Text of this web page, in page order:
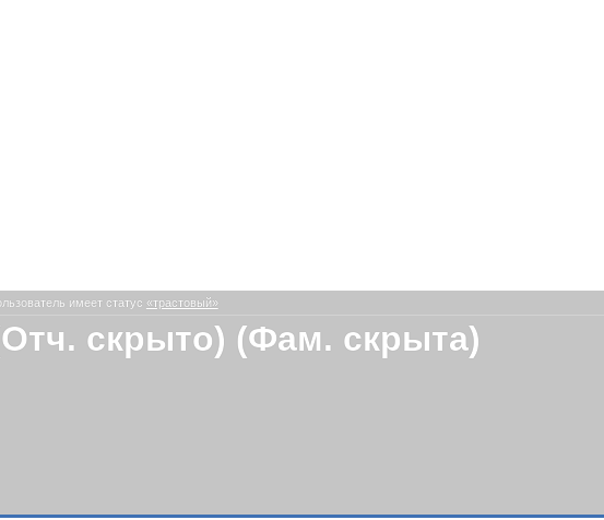
имеет статус «трастовый»
скрыто) (Фам. скрыта)